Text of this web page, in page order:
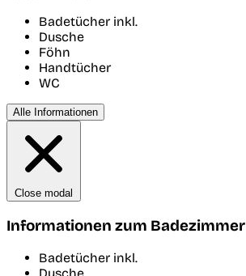
Badetücher inkl.
Dusche
Föhn
Handtücher
WC
Alle Informationen
Close modal
Informationen zum Badezimmer
Badetücher inkl.